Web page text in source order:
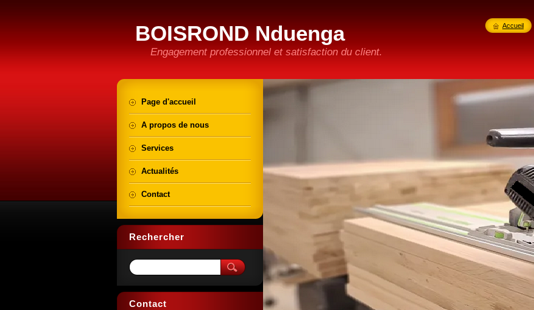
BOISROND Nduenga
Engagement professionnel et satisfaction du client.
Page d'accueil
A propos de nous
Services
Actualités
Contact
Rechercher
Contact
Accueil